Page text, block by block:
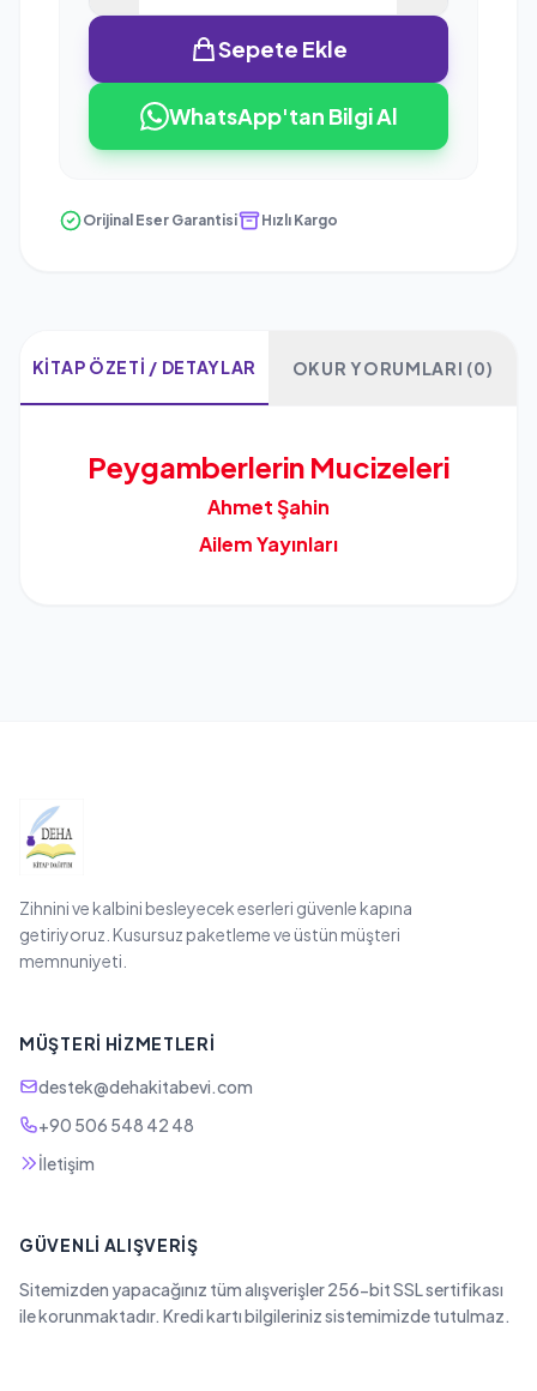
Sepete Ekle
WhatsApp'tan Bilgi Al
Orijinal Eser Garantisi Hızlı Kargo
KITAP ÖZETI / DETAYLAR OKUR YORUMLARI (0)
Peygamberlerin Mucizeleri
Ahmet Şahin
Ailem Yayınları
Zihnini ve kalbini besleyecek eserleri güvenle kapına
getiriyoruz. Kusursuz paketleme ve üstün müşteri
memnuniyeti.
MÜŞTERI HIZMETLERI
destek@dehakitabevi.com
+90 506 548 42 48
İletişim
GÜVENLI ALIŞVERIŞ
Sitemizden yapacağınız tüm alışverişler 256-bit SSL sertifikası
ile korunmaktadır. Kredi kartı bilgileriniz sistemimizde tutulmaz.